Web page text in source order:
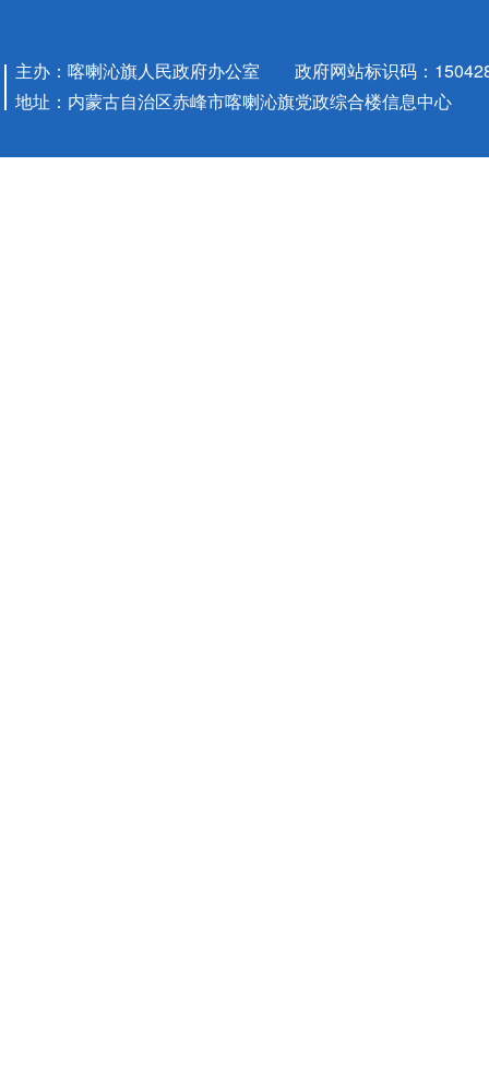
主办：喀喇沁旗人民政府办公室 政府网站标识码：
地址：内蒙古自治区赤峰市喀喇沁旗党政综合楼信息中心